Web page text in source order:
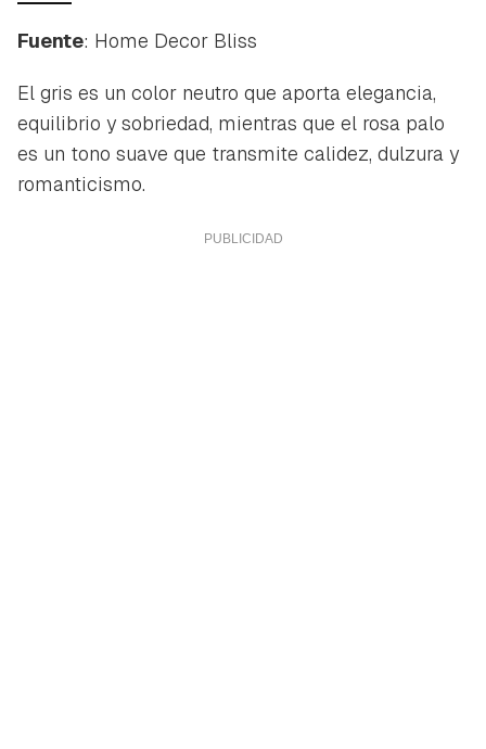
Fuente: Home Decor Bliss
El gris es un color neutro que aporta elegancia,
equilibrio y sobriedad, mientras que el rosa palo
es un tono suave que transmite calidez, dulzura y
romanticismo.